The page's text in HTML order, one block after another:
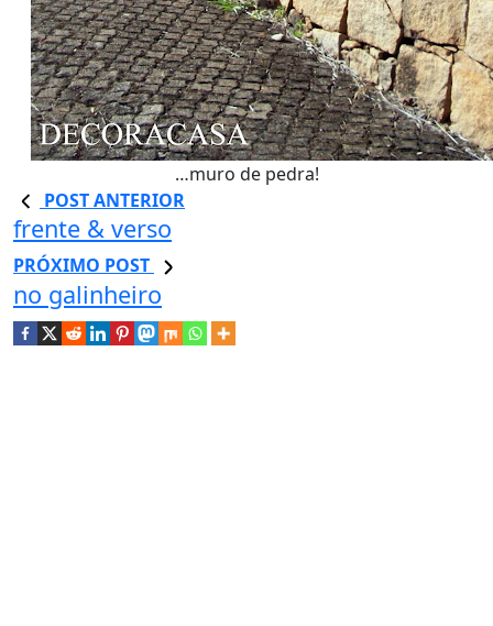
…muro de pedra!
POST ANTERIOR
frente & verso
PRÓXIMO POST
no galinheiro